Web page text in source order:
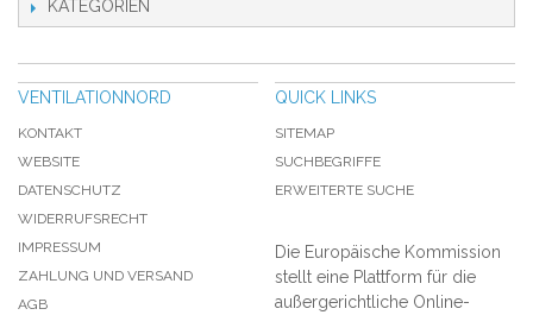
KATEGORIEN
VENTILATIONNORD
KONTAKT
WEBSITE
DATENSCHUTZ
WIDERRUFSRECHT
IMPRESSUM
ZAHLUNG UND VERSAND
AGB
QUICK LINKS
SITEMAP
SUCHBEGRIFFE
ERWEITERTE SUCHE
Die Europäische Kommission
stellt eine Plattform für die
außergerichtliche Online-